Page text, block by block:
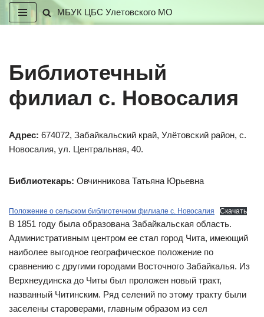
МБУК ЦБС Улетовского МО
Библиотечный
филиал с. Новосалия
Адрес: 674072, Забайкальский край, Улётовский район, с.
Новосалия, ул. Центральная, 40.
Библиотекарь: Овчинникова Татьяна Юрьевна
Положение о сельском библиотечном филиале с. Новосалия Скачать
В 1851 году была образована Забайкальская область.
Административным центром ее стал город Чита, имеющий
наиболее выгодное географическое положение по
сравнению с другими городами Восточного Забайкалья. Из
Верхнеудинска до Читы был проложен новый тракт,
названный Читинским. Ряд селений по этому тракту были
заселены староверами, главным образом из сел